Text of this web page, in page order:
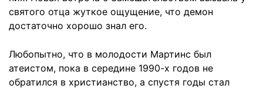
святого отца жуткое ощущение, что демон
достаточно хорошо знал его.
Любопытно, что в молодости Мартинс был
атеистом, пока в середине 1990-х годов не
обратился в христианство, а спустя годы стал